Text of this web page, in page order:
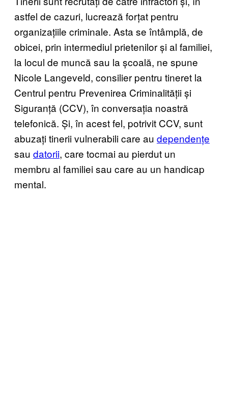
astfel de cazuri, lucrează forțat pentru
organizațiile criminale. Asta se întâmplă, de
obicei, prin intermediul prietenilor și al familiei,
la locul de muncă sau la școală, ne spune
Nicole Langeveld, consilier pentru tineret la
Centrul pentru Prevenirea Criminalității și
Siguranță (CCV), în conversația noastră
telefonică. Și, în acest fel, potrivit CCV, sunt
abuzați tinerii vulnerabili care au dependențe
sau datorii, care tocmai au pierdut un
membru al familiei sau care au un handicap
mental.